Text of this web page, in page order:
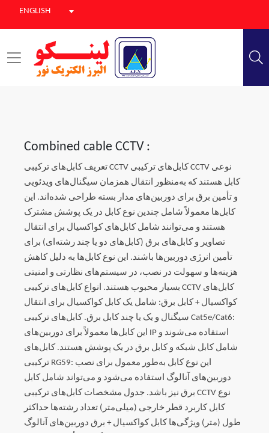
ENGLISH
Combined cable CCTV :
تعریف کابل‌های ترکیبی CCTV کابل‌های ترکیبی CCTV نوعی
کابل هستند که به‌منظور انتقال همزمان سیگنال‌های ویدئویی
و تأمین برق برای دوربین‌های مدار بسته طراحی شده‌اند. این
کابل‌ها معمولاً شامل چندین نوع کابل در یک پوشش مشترک
هستند و می‌توانند شامل کابل‌های کواکسیال برای انتقال
تصاویر و کابل‌های برق (کابل‌های دو یا چند رشته‌ای) برای
تأمین انرژی دوربین‌ها باشند. این نوع کابل‌ها به دلیل کاهش
هزینه‌ها و سهولت در نصب، در سیستم‌های نظارتی و امنیتی
بسیار محبوب هستند. انواع کابل‌های ترکیبی CCTV کابل‌های
کواکسیال + کابل برق: شامل یک کابل کواکسیال برای انتقال
سیگنال و یک یا چند کابل برق. کابل‌های ترکیبی Cat5e/Cat6:
این کابل‌ها معمولاً برای دوربین‌های IP استفاده می‌شوند و
شامل کابل شبکه و کابل برق در یک پوشش هستند. کابل‌های
ترکیبی RG59: این نوع کابل به‌طور معمول برای نصب
دوربین‌های آنالوگ استفاده می‌شود و می‌تواند شامل کابل
برق نیز باشد. جدول مشخصات کابل‌های ترکیبی CCTV نوع
کابل کاربرد قطر خارجی (میلی‌متر) تعداد رشته‌ها حداکثر
طول (متر) ویژگی‌ها کابل کواکسیال + برق دوربین‌های آنالوگ